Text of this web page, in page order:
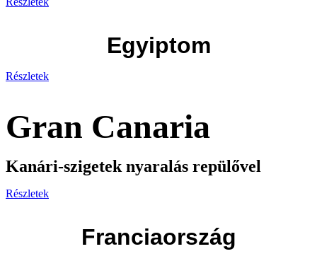
Egyiptom
Részletek
Gran Canaria
Kanári-szigetek nyaralás repülővel
Részletek
Franciaország